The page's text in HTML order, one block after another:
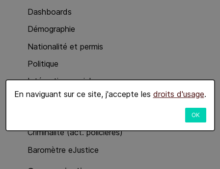
En naviguant sur ce site, j'accepte les droits d'usage.
OK
Dashboards
Démographie
Nationalité et permis
Politique
Intégration sociale
Economie
Criminalité (act. policières)
Baromètre eJustice